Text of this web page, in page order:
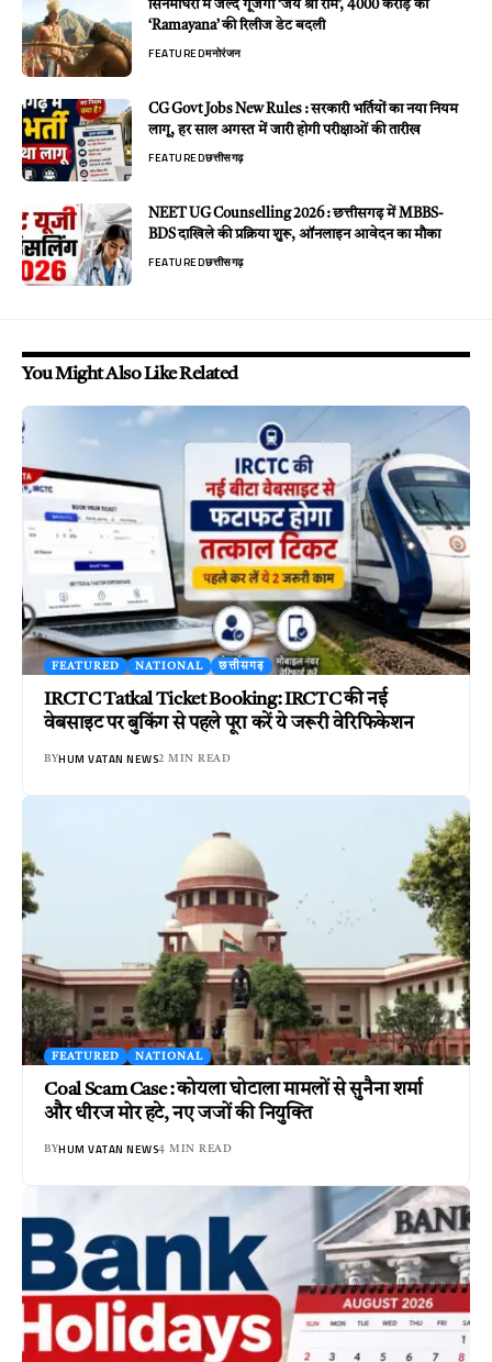
सिनेमाघरों में जल्द गूंजेगा ‘जय श्री राम’, 4000 करोड़ की
‘Ramayana’ की रिलीज डेट बदली
FEATUREDमनोरंजन
CG Govt Jobs New Rules : सरकारी भर्तियों का नया नियम
लागू, हर साल अगस्त में जारी होगी परीक्षाओं की तारीख
FEATUREDछत्तीसगढ़
NEET UG Counselling 2026 : छत्तीसगढ़ में MBBS-
BDS दाखिले की प्रक्रिया शुरू, ऑनलाइन आवेदन का मौका
FEATUREDछत्तीसगढ़
You Might Also Like Related
FEATURED NATIONAL छत्तीसगढ़
IRCTC Tatkal Ticket Booking: IRCTC की नई
वेबसाइट पर बुकिंग से पहले पूरा करें ये जरूरी वेरिफिकेशन
BYHUM VATAN NEWS2 MIN READ
FEATURED NATIONAL
Coal Scam Case : कोयला घोटाला मामलों से सुनैना शर्मा
और धीरज मोर हटे, नए जजों की नियुक्ति
BYHUM VATAN NEWS4 MIN READ